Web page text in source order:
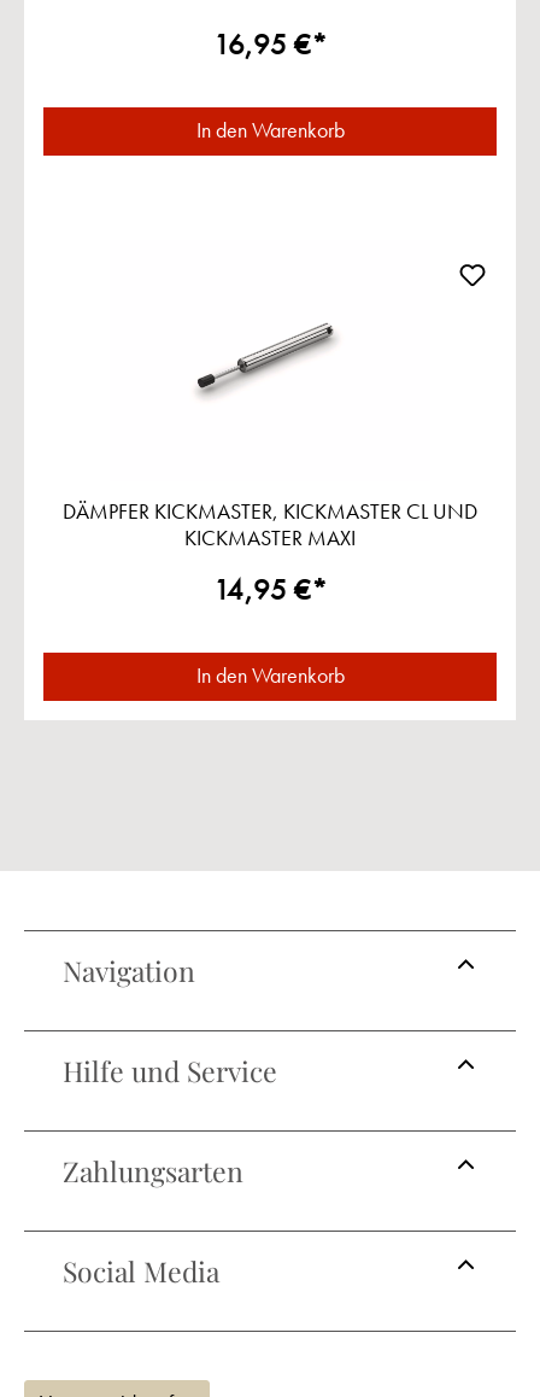
16,95 €*
In den Warenkorb
DÄMPFER KICKMASTER, KICKMASTER CL UND
KICKMASTER MAXI
14,95 €*
In den Warenkorb
Navigation
Hilfe und Service
Zahlungsarten
Social Media